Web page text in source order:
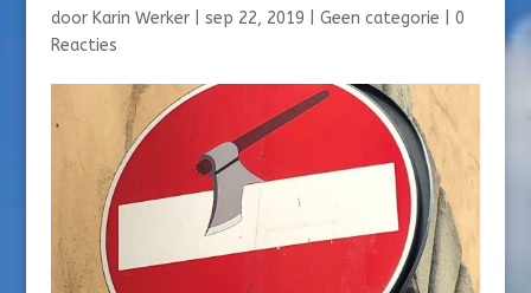
door Karin Werker| sep 22, 2019 Geen categorie
0
Reacties